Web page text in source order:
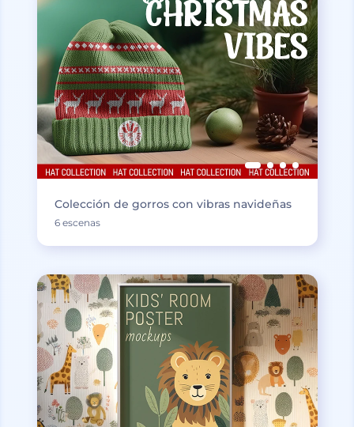
Colección de gorros con vibras navideñas
6 escenas